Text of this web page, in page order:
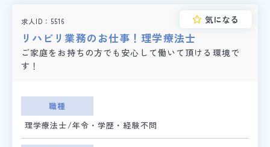
求人ID 5516
リハビリ業務のお仕事！理学療法士
ご家庭をお持ちの方でも安心して働いて頂ける環境で
す！
気になる
職種
理学療法士/年令・学歴・経験不問